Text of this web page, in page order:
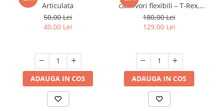
Articulata
50,00 Lei
40,00 Lei
ADAUGA IN COS
carnivori flexibili – T-Rex,
Spinozaur și Rechin
180,00 Lei
129,00 Lei
ADAUGA IN COS